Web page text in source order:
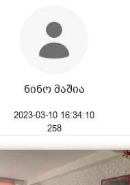
ნინო მაშია
2023-03-10 16:34:10
258